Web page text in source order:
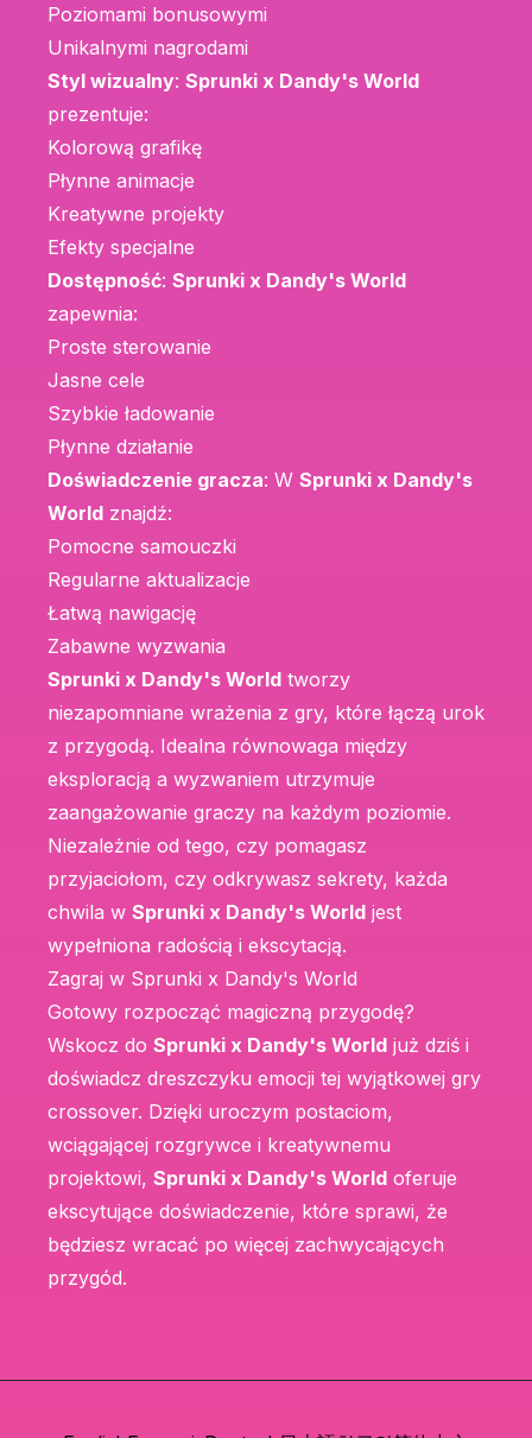
Poziomami bonusowymi
Unikalnymi nagrodami
Styl wizualny: Sprunki x Dandy's World
prezentuje:
Kolorową grafikę
Płynne animacje
Kreatywne projekty
Efekty specjalne
Dostępność: Sprunki x Dandy's World
zapewnia:
Proste sterowanie
Jasne cele
Szybkie ładowanie
Płynne działanie
Doświadczenie gracza: W Sprunki x Dandy's
World znajdź:
Pomocne samouczki
Regularne aktualizacje
Łatwą nawigację
Zabawne wyzwania
Sprunki x Dandy's World tworzy
niezapomniane wrażenia z gry, które łączą urok
z przygodą. Idealna równowaga między
eksploracją a wyzwaniem utrzymuje
zaangażowanie graczy na każdym poziomie.
Niezależnie od tego, czy pomagasz
przyjaciołom, czy odkrywasz sekrety, każda
chwila w Sprunki x Dandy's World jest
wypełniona radością i ekscytacją.
Zagraj w Sprunki x Dandy's World
Gotowy rozpocząć magiczną przygodę?
Wskocz do Sprunki x Dandy's World już dziś i
doświadcz dreszczyku emocji tej wyjątkowej gry
crossover. Dzięki uroczym postaciom,
wciągającej rozgrywce i kreatywnemu
projektowi, Sprunki x Dandy's World oferuje
ekscytujące doświadczenie, które sprawi, że
będziesz wracać po więcej zachwycających
przygód.